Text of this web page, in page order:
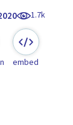
1.7k
embed